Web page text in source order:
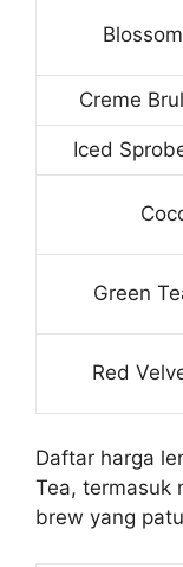
Creme
Iced
Green
Red
Daftar harga
Tea, termasuk
brew yang